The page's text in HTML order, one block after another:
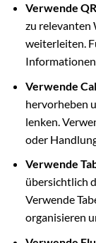
Verwende
zu relevanten
weiterleiten.
Verwende
hervorheben
lenken.
oder
Verwende
übersichtlich
Verwende
organisieren